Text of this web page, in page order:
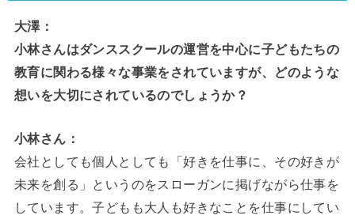
大澤：
小林さんはダンススクールの運営を中心に子どもたちの
教育に関わる様々な事業をされていますが、どのような
想いを大切にされているのでしょうか？
小林さん：
会社としても個人としても「好きを仕事に、その好きが
未来を創る」というのをスローガンに掲げながら仕事を
しています。子どもも大人も好きなことを仕事にしてい